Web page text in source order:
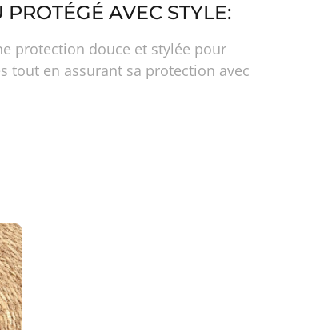
AVEC STYLE:
protection douce et stylée pour
tout en assurant sa protection avec